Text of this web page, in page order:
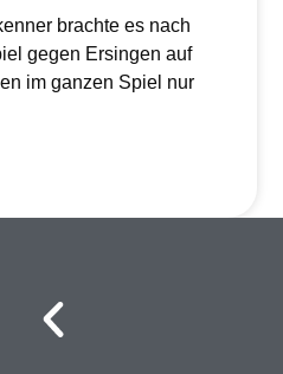
brachte es nach
gegen Ersingen auf
im ganzen Spiel nur